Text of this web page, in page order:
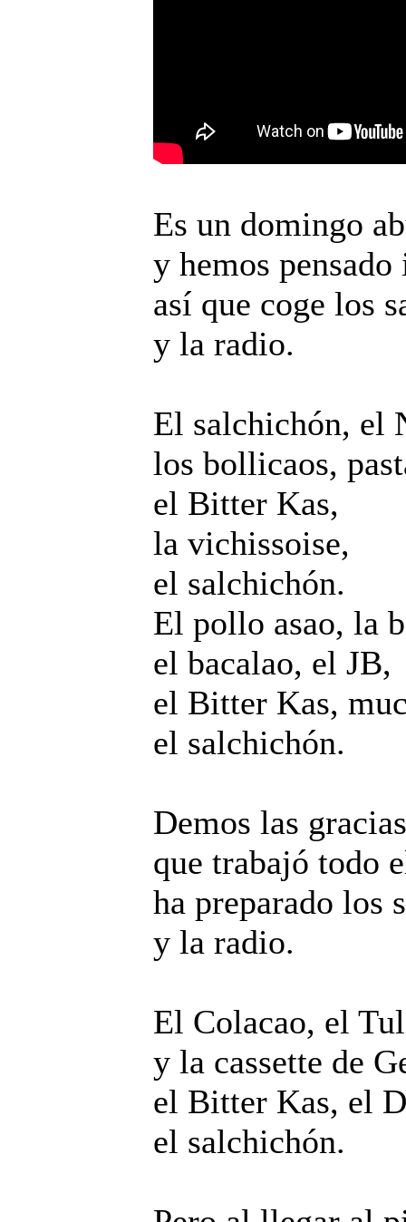
Es un domingo
y hemos
así que coge los
y la radio.
El salchichón, el
los bollicaos,
el Bitter Kas,
la vichissoise,
el salchichón.
El pollo asao, la
el bacalao, el JB,
el Bitter Kas,
el salchichón.
Demos las
que trabajó todo
ha preparado los
y la radio.
El Colacao, el
y la cassette de
el Bitter Kas, el
el salchichón.